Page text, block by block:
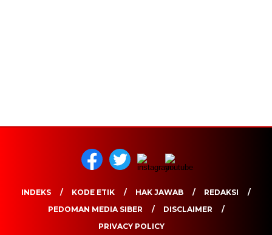
INDEKS KODE ETIK HAK JAWAB
REDAKSI
PEDOMAN MEDIA SIBER
DISCLAIMER
PRIVACY POLICY